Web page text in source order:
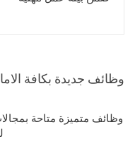
وظائف جديدة بكافة
وظائف متميزة متاحة